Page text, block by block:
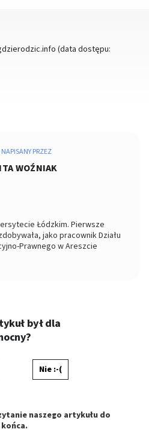
(data dostępu:
PRZEZ
WOŹNIAK
Łódzkim. Pierwsze
jako pracownik Działu
Prawnego w Areszcie
Zastępca Prezesa i Członek
był dla
Nie :-(
naszego artykułu do
końca.